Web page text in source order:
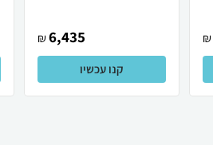
₪
6,435
₪
קנו עכשיו